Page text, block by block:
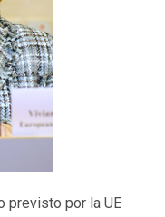
previsto por la UE